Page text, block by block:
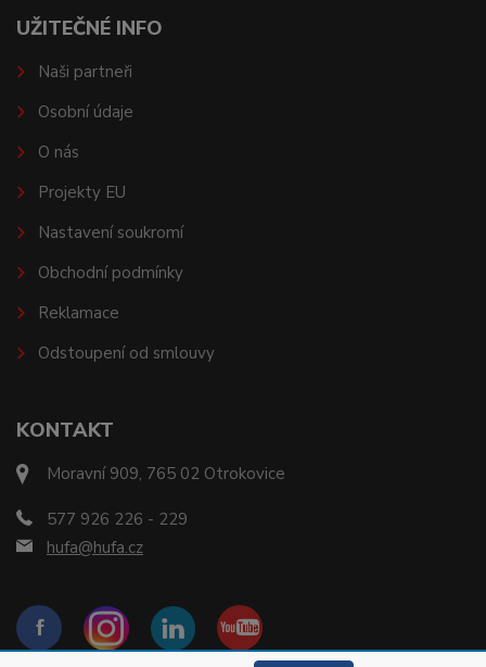
KONTAKT
Moravní 909, 765 02 Otrokovice
577 926 226 - 229
hufa@hufa.cz
UŽITEČNÉ INFO
Naši partneři
Osobní údaje
O nás
Projekty EU
Nastavení soukromí
Obchodní podmínky
Reklamace
Odstoupení od smlouvy